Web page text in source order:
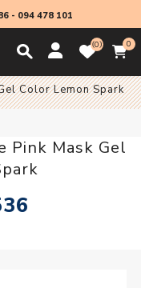
- 094 478 101
0 0
Color Lemon Spark
Pink Mask Gel